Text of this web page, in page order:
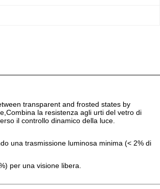
transparent and frosted states by
la resistenza agli urti del vetro di
il controllo dinamico della luce.
una trasmissione luminosa minima (< 2% di
per una visione libera.